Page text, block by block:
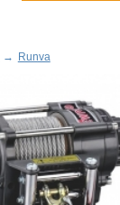
→ Runva